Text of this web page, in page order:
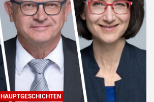
HAUPTGESCHICHTEN